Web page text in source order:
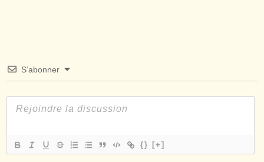
S’abonner
{} [+]